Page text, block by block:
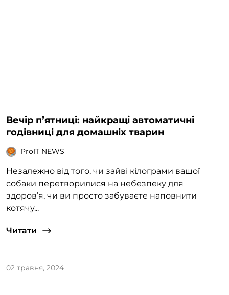
Вечір пʼятниці: найкращі автоматичні
годівниці для домашніх тварин
ProIT NEWS
Незалежно від того, чи зайві кілограми вашої
собаки перетворилися на небезпеку для
здоров’я, чи ви просто забуваєте наповнити
котячу...
Читати
02 травня, 2024